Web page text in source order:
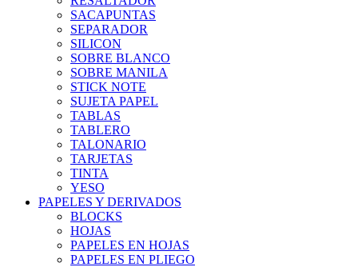
SACAPUNTAS
SEPARADOR
SILICON
SOBRE BLANCO
SOBRE MANILA
STICK NOTE
SUJETA PAPEL
TABLAS
TABLERO
TALONARIO
TARJETAS
TINTA
YESO
PAPELES Y DERIVADOS
BLOCKS
HOJAS
PAPELES EN HOJAS
PAPELES EN PLIEGO